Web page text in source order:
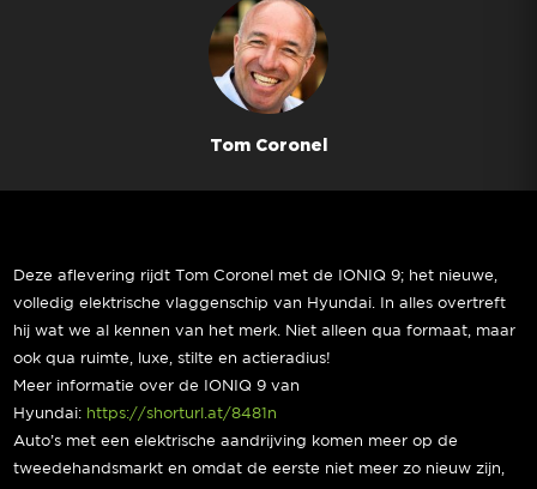
Tom Coronel
Deze aflevering rijdt Tom Coronel met de IONIQ 9; het nieuwe,
volledig elektrische vlaggenschip van Hyundai. In alles overtreft
hij wat we al kennen van het merk. Niet alleen qua formaat, maar
ook qua ruimte, luxe, stilte en actieradius!
Meer informatie over de IONIQ 9 van
Hyundai: https://shorturl.at/8481n
Auto’s met een elektrische aandrijving komen meer op de
tweedehandsmarkt en omdat de eerste niet meer zo nieuw zijn,